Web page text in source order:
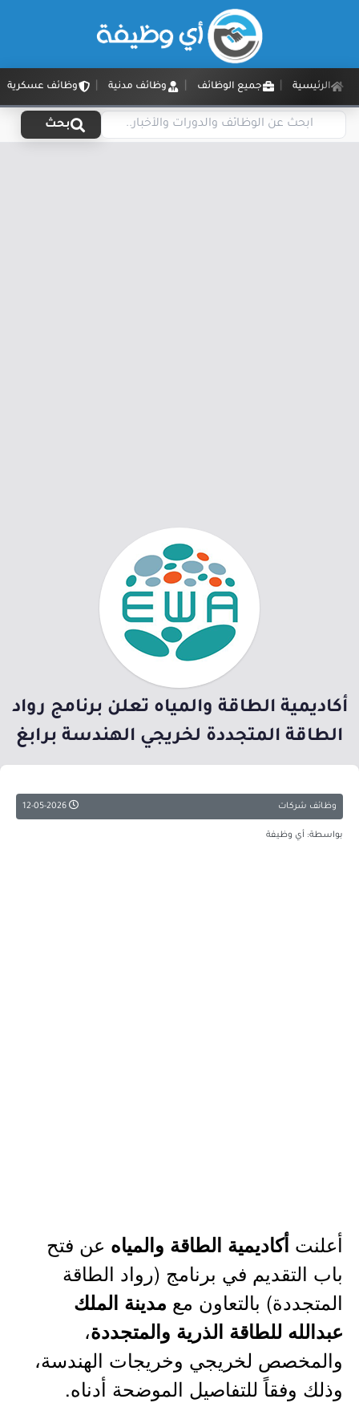
الرئيسية جميع الوظائف وظائف مدنية وظائف عسكرية
بحث
أكاديمية الطاقة والمياه تعلن برنامج رواد
الطاقة المتجددة لخريجي الهندسة برابغ
وظائف شركات
بواسطة: أي وظيفة
أعلنت أكاديمية الطاقة والمياه عن فتح
باب التقديم في برنامج (رواد الطاقة
المتجددة) بالتعاون مع مدينة الملك
عبدالله للطاقة الذرية والمتجددة،
والمخصص لخريجي وخريجات الهندسة،
وذلك وفقاً للتفاصيل الموضحة أدناه.